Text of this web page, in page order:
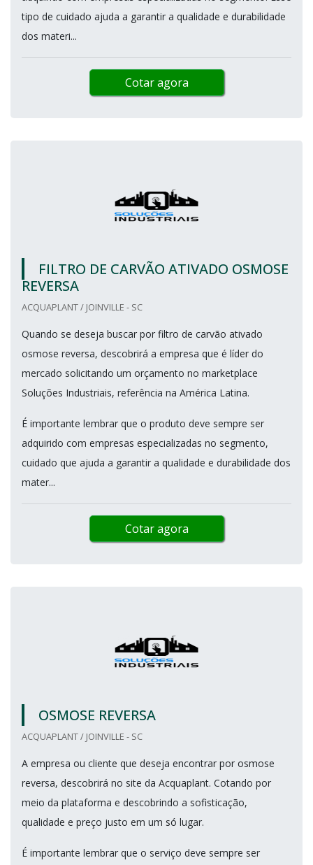
tipo de cuidado ajuda a garantir a qualidade e durabilidade
dos materi...
Cotar agora
FILTRO DE CARVÃO ATIVADO OSMOSE
REVERSA
ACQUAPLANT / JOINVILLE - SC
Quando se deseja buscar por filtro de carvão ativado
osmose reversa, descobrirá a empresa que é líder do
mercado solicitando um orçamento no marketplace
Soluções Industriais, referência na América Latina.
É importante lembrar que o produto deve sempre ser
adquirido com empresas especializadas no segmento,
cuidado que ajuda a garantir a qualidade e durabilidade dos
mater...
Cotar agora
OSMOSE REVERSA
ACQUAPLANT / JOINVILLE - SC
A empresa ou cliente que deseja encontrar por osmose
reversa, descobrirá no site da Acquaplant. Cotando por
meio da plataforma e descobrindo a sofisticação,
qualidade e preço justo em um só lugar.
É importante lembrar que o serviço deve sempre ser